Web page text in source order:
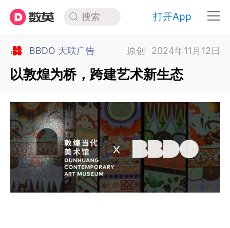
搜索 打开App
BBDO 天联广告 原创 2024年11月12日
以敦煌为桥，跨建艺术新生态